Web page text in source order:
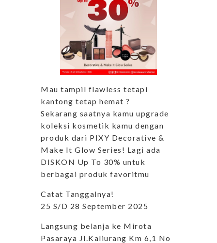
Mau tampil flawless tetapi
kantong tetap hemat ?
Sekarang saatnya kamu upgrade
koleksi kosmetik kamu dengan
produk dari PIXY Decorative &
Make It Glow Series! Lagi ada
DISKON Up To 30% untuk
berbagai produk favoritmu
Catat Tanggalnya!
25 S/D 28 September 2025
Langsung belanja ke Mirota
Pasaraya Jl.Kaliurang Km 6,1 No